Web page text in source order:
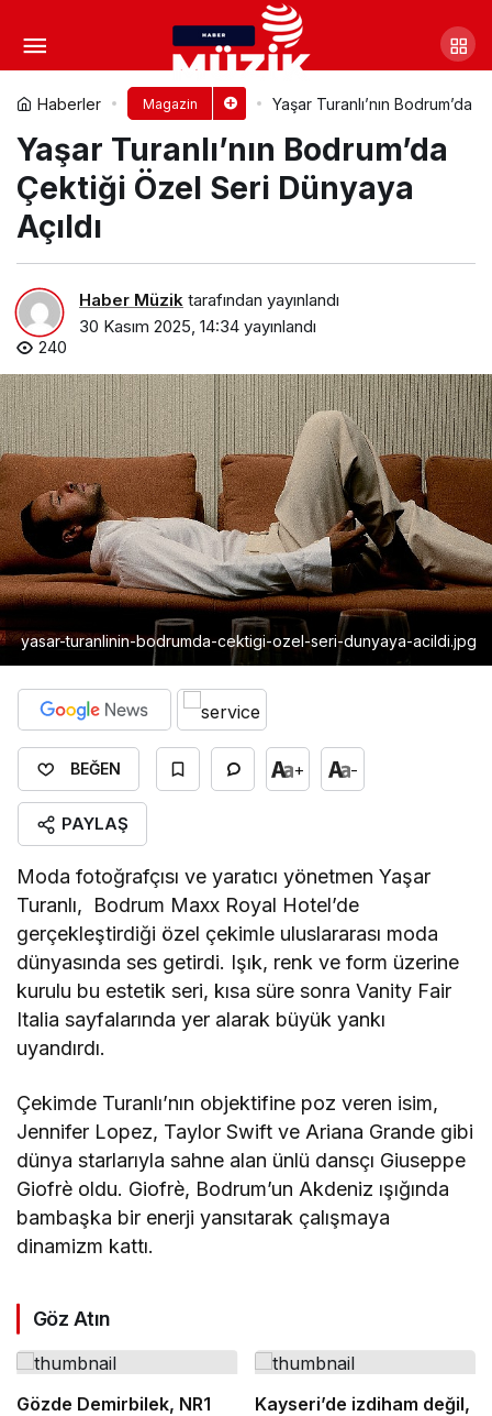
Haberler Magazin Yaşar Turanlı’nın Bodrum’da
Yaşar Turanlı’nın Bodrum’da
Çektiği Özel Seri Dünyaya
Açıldı
Haber Müzik tarafından yayınlandı
30 Kasım 2025, 14:34 yayınlandı
240
yasar-turanlinin-bodrumda-cektigi-ozel-seri-dunyaya-acildi.jpg
BEĞEN + -
PAYLAŞ
Moda fotoğrafçısı ve yaratıcı yönetmen Yaşar
Turanlı, Bodrum Maxx Royal Hotel’de
gerçekleştirdiği özel çekimle uluslararası moda
dünyasında ses getirdi. Işık, renk ve form üzerine
kurulu bu estetik seri, kısa süre sonra Vanity Fair
Italia sayfalarında yer alarak büyük yankı
uyandırdı.
Çekimde Turanlı’nın objektifine poz veren isim,
Jennifer Lopez, Taylor Swift ve Ariana Grande gibi
dünya starlarıyla sahne alan ünlü dansçı Giuseppe
Giofrè oldu. Giofrè, Bodrum’un Akdeniz ışığında
bambaşka bir enerji yansıtarak çalışmaya
dinamizm kattı.
Göz Atın
Gözde Demirbilek, NR1
Kayseri’de izdiham değil,
Maceradan maceraya koşan
İBİ:UZAY GÖREVİ’nin galası büyük ilgi
gördü
Yorum Yap